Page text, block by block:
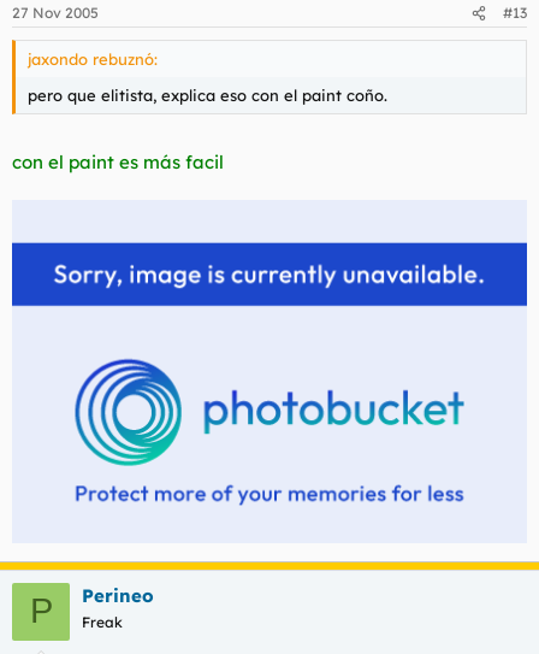
27 Nov 2005 #13
jaxondo rebuznó:
pero que elitista, explica eso con el paint coño.
con el paint es más facil
P Perineo
Freak